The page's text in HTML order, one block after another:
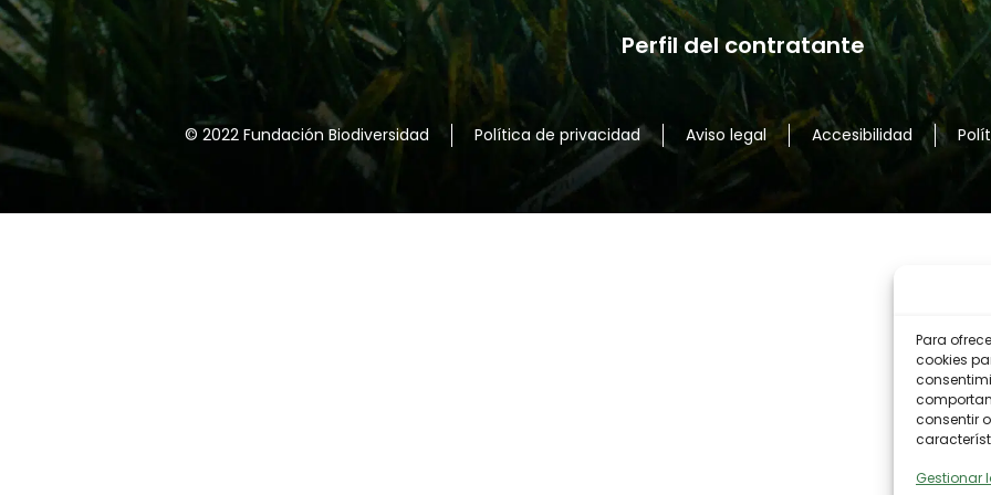
Para
cookies
consentir
Gestionar
Perfil del contratante
© 2022 Fundación Biodiversidad Política de privacidad Aviso legal Accesibilidad